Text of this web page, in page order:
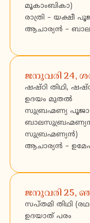
മൂകാംബികാ)
രാത്രി – യക്ഷീ
ആചാര്യൻ –
ജനുവരി 24,
ഷഷ്ഠി തിഥി,
ഉദയം മുതൽ
സുബ്രഹ്മണ്യ പൂജാ
സുബ്രഹ്മണ്യൻ)
ആചാര്യൻ –
ജനുവരി 25,
സപ്തമി തിഥി
ഉദയാത് പരം